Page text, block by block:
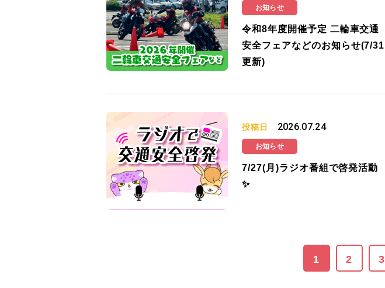
お知らせ
令和8年度開催予定 二輪車交通
安全フェアなどのお知らせ(7/31
更新)
投稿日 2026.07.24
お知らせ
7/27(月)ラジオ番組で啓発活動
✨
1 2 3